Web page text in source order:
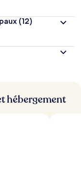
(12)
hébergement